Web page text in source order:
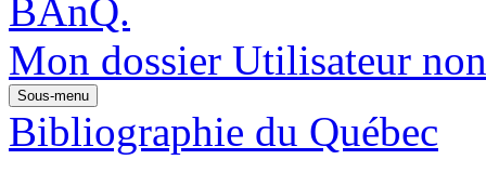
Mon dossier Utilisateur
Sous-menu
Bibliographie du Québec